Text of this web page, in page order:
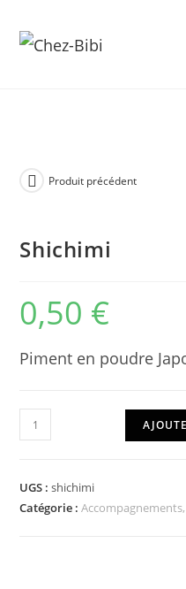
content
Produit précédent
Shichimi
0,50 €
Piment en poudre
quantité
de
UGS :shichimi
Catégorie :